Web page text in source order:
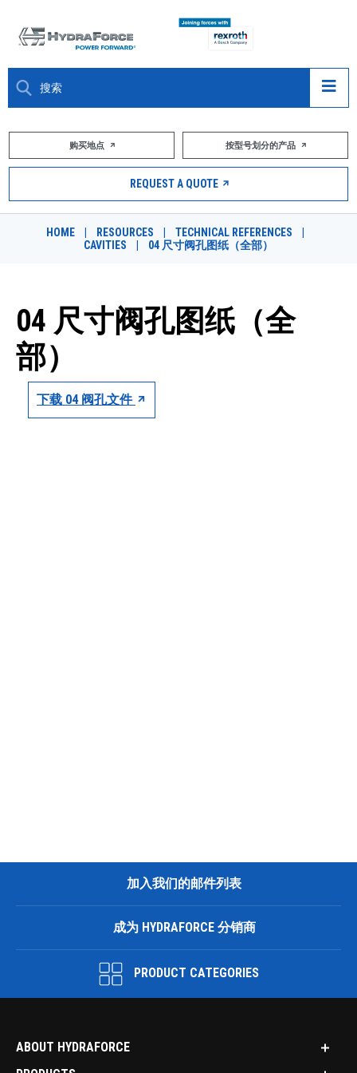
大约关于
市场
DESIGN TOOLS
CONTACT
购买地点
购买地点 按型号划分的产品
REQUEST A QUOTE
HOME RESOURCES TECHNICAL REFERENCES
CAVITIES
04 尺寸阀孔图纸（全部）
04 尺寸阀孔图纸（全
部）
下载 04 阀孔文件
加入我们的邮件列表
成为 HYDRAFORCE 分销商
PRODUCT CATEGORIES
ABOUT HYDRAFORCE